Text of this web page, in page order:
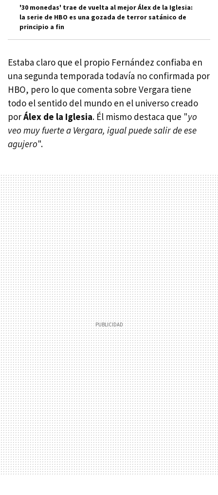
'30 monedas' trae de vuelta al mejor Álex de la Iglesia:
la serie de HBO es una gozada de terror satánico de
principio a fin
Estaba claro que el propio Fernández confiaba en
una segunda temporada todavía no confirmada por
HBO, pero lo que comenta sobre Vergara tiene
todo el sentido del mundo en el universo creado
porÁlex de la Iglesia. Él mismo destaca que "yo
veo muy fuerte a Vergara, igual puede salir de ese
agujero".